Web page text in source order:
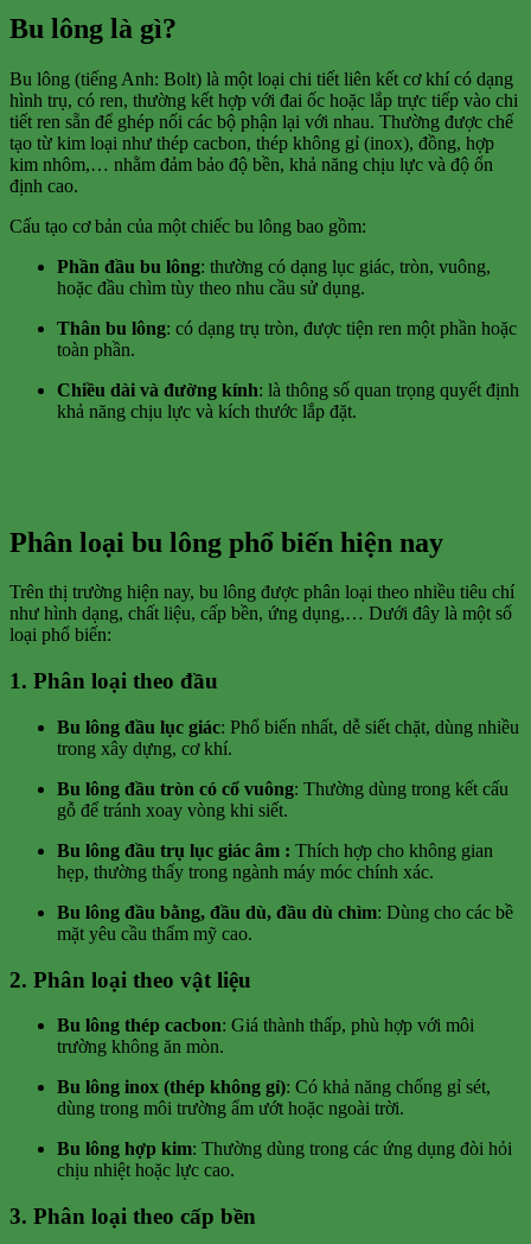
Bu lông là gì?
Bu lông (tiếng Anh: Bolt) là một loại chi tiết liên kết cơ khí có dạng
hình trụ, có ren, thường kết hợp với đai ốc hoặc lắp trực tiếp vào chi
tiết ren sẵn để ghép nối các bộ phận lại với nhau. Thường được chế
tạo từ kim loại như thép cacbon, thép không gỉ (inox), đồng, hợp
kim nhôm,… nhằm đảm bảo độ bền, khả năng chịu lực và độ ổn
định cao.
Cấu tạo cơ bản của một chiếc bu lông bao gồm:
Phần đầu bu lông: thường có dạng lục giác, tròn, vuông,
hoặc đầu chìm tùy theo nhu cầu sử dụng.
Thân bu lông: có dạng trụ tròn, được tiện ren một phần hoặc
toàn phần.
Chiều dài và đường kính: là thông số quan trọng quyết định
khả năng chịu lực và kích thước lắp đặt.
Phân loại bu lông phổ biến hiện nay
Trên thị trường hiện nay, bu lông được phân loại theo nhiều tiêu chí
như hình dạng, chất liệu, cấp bền, ứng dụng,… Dưới đây là một số
loại phổ biến:
1. Phân loại theo đầu
Bu lông đầu lục giác: Phổ biến nhất, dễ siết chặt, dùng nhiều
trong xây dựng, cơ khí.
Bu lông đầu tròn có cổ vuông: Thường dùng trong kết cấu
gỗ để tránh xoay vòng khi siết.
Bu lông đầu trụ lục giác âm : Thích hợp cho không gian
hẹp, thường thấy trong ngành máy móc chính xác.
Bu lông đầu bằng, đầu dù, đầu dù chìm: Dùng cho các bề
mặt yêu cầu thẩm mỹ cao.
2. Phân loại theo vật liệu
Bu lông thép cacbon: Giá thành thấp, phù hợp với môi
trường không ăn mòn.
Bu lông inox (thép không gỉ): Có khả năng chống gỉ sét,
dùng trong môi trường ẩm ướt hoặc ngoài trời.
Bu lông hợp kim: Thường dùng trong các ứng dụng đòi hỏi
chịu nhiệt hoặc lực cao.
3. Phân loại theo cấp bền